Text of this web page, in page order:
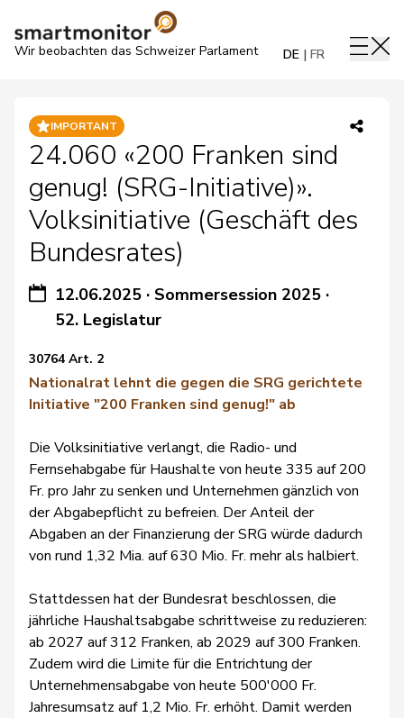
Wir beobachten das Schweizer Parlament DE FR
IMPORTANT
24.060 «200 Franken sind
genug! (SRG-Initiative)».
Volksinitiative (Geschäft des
Bundesrates)
12.06.2025 ·Sommersession 2025 ·
52. Legislatur
30764 Art. 2
Nationalrat lehnt die gegen die SRG gerichtete
Initiative "200 Franken sind genug!" ab
Die Volksinitiative verlangt, die Radio- und
Fernsehabgabe für Haushalte von heute 335 auf 200
Fr. pro Jahr zu senken und Unternehmen gänzlich von
der Abgabepflicht zu befreien. Der Anteil der
Abgaben an der Finanzierung der SRG würde dadurch
von rund 1,32 Mia. auf 630 Mio. Fr. mehr als halbiert.
Stattdessen hat der Bundesrat beschlossen, die
jährliche Haushaltsabgabe schrittweise zu reduzieren:
ab 2027 auf 312 Franken, ab 2029 auf 300 Franken.
Zudem wird die Limite für die Entrichtung der
Unternehmensabgabe von heute 500'000 Fr.
Jahresumsatz auf 1,2 Mio. Fr. erhöht. Damit werden